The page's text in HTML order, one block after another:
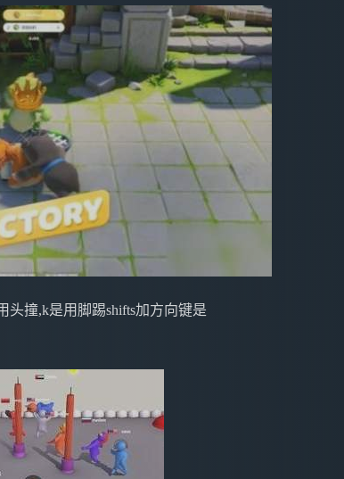
头撞,k是用脚踢shifts加方向键是